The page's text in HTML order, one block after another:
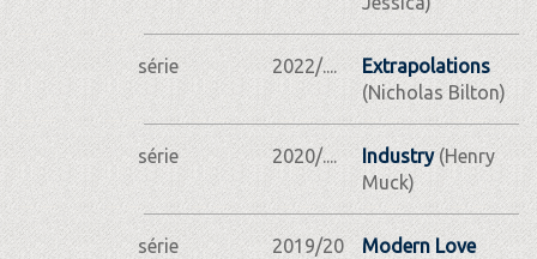
série 2022/....
Extrapolations
(Nicholas Bilton)
série 2020/.... Industry(Henry
Muck)
série
2019/20
Modern Love